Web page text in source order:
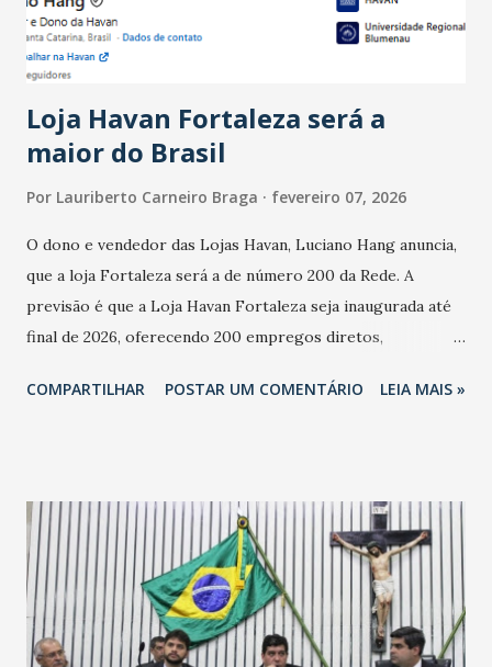
do observado no mês anterior. Outros 1% não existiam em
novembro. Em relação a outubro, o faturamento também
cresceu. De acordo com a pesquisa, 44% dos n...
Loja Havan Fortaleza será a
maior do Brasil
Por Lauriberto Carneiro Braga fevereiro 07, 2026
O dono e vendedor das Lojas Havan, Luciano Hang anuncia,
que a loja Fortaleza será a de número 200 da Rede. A
previsão é que a Loja Havan Fortaleza seja inaugurada até
final de 2026, oferecendo 200 empregos diretos,
Havan Fortaleza ainda não foi anunciada oficialmente, mas
COMPARTILHAR POSTAR UM COMENTÁRIO LEIA MAIS »